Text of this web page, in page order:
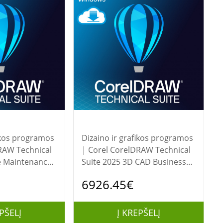
programos
Maintenance
Dizaino ir grafikos programos
| Corel CorelDRAW Technical
Suite 2025 3D CAD Business
CorelSure Maintenance)(1-4)
6926.45€
Į KREPŠELĮ